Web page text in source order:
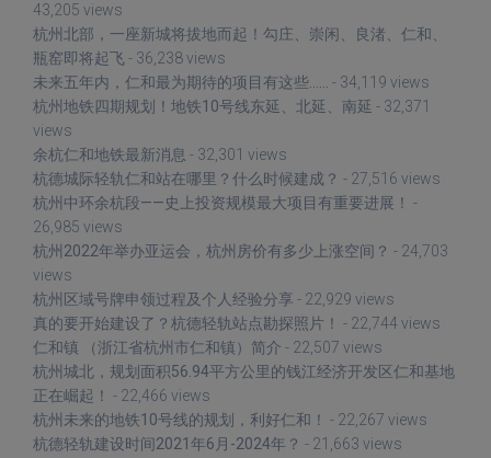
43,205 views
杭州北部，一座新城将拔地而起！勾庄、崇闲、良渚、仁和、
瓶窑即将起飞 - 36,238 views
未来五年内，仁和最为期待的项目有这些…… - 34,119 views
杭州地铁四期规划！地铁10号线东延、北延、南延 - 32,371
views
余杭仁和地铁最新消息 - 32,301 views
杭德城际轻轨仁和站在哪里？什么时候建成？ - 27,516 views
杭州中环余杭段——史上投资规模最大项目有重要进展！ -
26,985 views
杭州2022年举办亚运会，杭州房价有多少上涨空间？ - 24,703
views
杭州区域号牌申领过程及个人经验分享 - 22,929 views
真的要开始建设了？杭德轻轨站点勘探照片！ - 22,744 views
仁和镇 （浙江省杭州市仁和镇）简介 - 22,507 views
杭州城北，规划面积56.94平方公里的钱江经济开发区仁和基地
正在崛起！ - 22,466 views
杭州未来的地铁10号线的规划，利好仁和！ - 22,267 views
杭德轻轨建设时间2021年6月-2024年？ - 21,663 views